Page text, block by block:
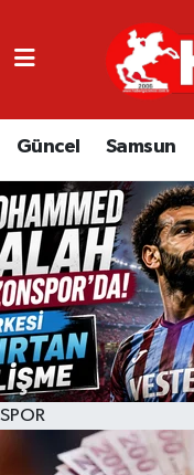
Güncel Samsun
SPOR
GÜNCEL
SAMSUN
SAMSUNSPOR
EKONOMİ
YAŞAM